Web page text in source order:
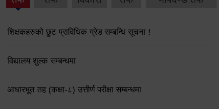
शिक्षकहरुको छुट प्राविधिक ग्रेड सम्बन्धि सूचना !
विद्यालय शुल्क सम्बन्धमा
आधारभूत तह (कक्षा-८) उत्तीर्ण परीक्षा सम्बन्धमा